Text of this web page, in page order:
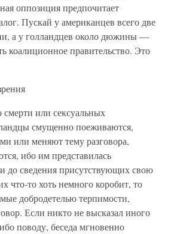
оппозиция предпочитает
Пускай у американцев всего две
а у голландцев около дюжины —
коалиционное правительство. Это
смерти или сексуальных
смущенно поеживаются,
или меняют тему разговора,
ибо им представилась
до сведения присутствующих свою
что-то хоть немного коробит, то
добродетелью терпимости,
Если никто не высказал иного
поводу, беседа мгновенно